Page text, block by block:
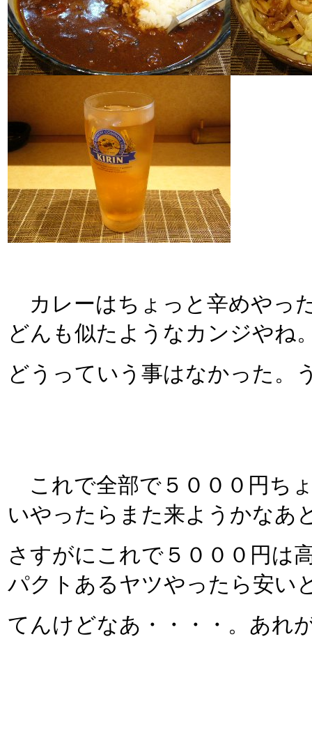
カレーはちょっと辛めやっ
どんも似たようなカンジやね
どうっていう事はなかった。
これで全部で５０００円ち
いやったらまた来ようかなあ
さすがにこれで５０００円は
パクトあるヤツやったら安い
てんけどなあ・・・・。あれ